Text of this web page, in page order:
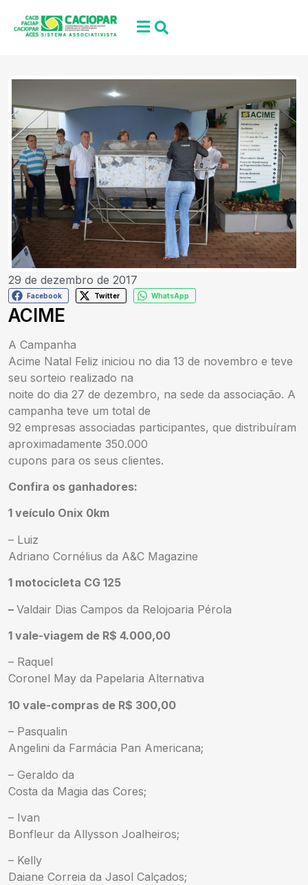
29 de dezembro de 2017
Facebook Twitter WhatsApp
ACIME
A Campanha
Acime Natal Feliz iniciou no dia 13 de novembro e teve
seu sorteio realizado na
noite do dia 27 de dezembro, na sede da associação. A
campanha teve um total de
92 empresas associadas participantes, que distribuíram
aproximadamente 350.000
cupons para os seus clientes.
Confira os ganhadores:
1 veículo Onix 0km
– Luiz
Adriano Cornélius da A&C Magazine
1 motocicleta CG 125
– Valdair Dias Campos da Relojoaria Pérola
1 vale-viagem de R$ 4.000,00
– Raquel
Coronel May da Papelaria Alternativa
10 vale-compras de R$ 300,00
– Pasqualin
Angelini da Farmácia Pan Americana;
– Geraldo da
Costa da Magia das Cores;
– Ivan
Bonfleur da Allysson Joalheiros;
– Kelly
Daiane Correia da Jasol Calçados;